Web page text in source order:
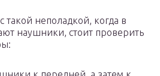
такой неполадкой, когда в
наушники, стоит проверить